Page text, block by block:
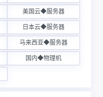
美国云◆服务器
日本云◆服务器
马来西亚◆服务器
国内◆物理机